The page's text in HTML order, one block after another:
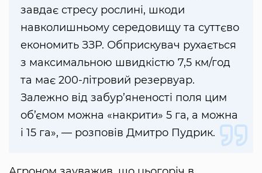
завдає стресу рослині, шкоди
навколишньому середовищу та суттєво
економить ЗЗР. Обприскувач рухається
з максимальною швидкістю 7,5 км/год
та має 200-літровий резервуар.
Залежно від забур’яненості поля цим
об’ємом можна «накрити» 5 га, а можна
і 15 га», — розповів Дмитро Пудрик.